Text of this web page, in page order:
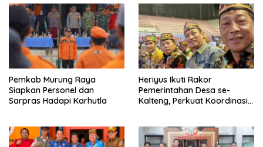
Pemkab Murung Raya
Siapkan Personel dan
Sarpras Hadapi Karhutla
Heriyus Ikuti Rakor
Pemerintahan Desa se-
Kalteng, Perkuat Koordinasi